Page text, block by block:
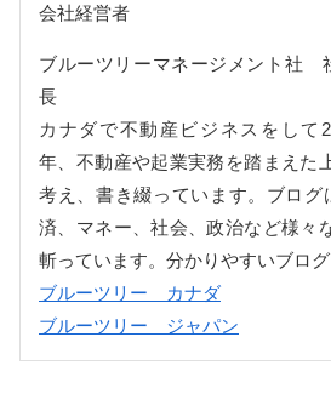
会社経営者
ブルーツリーマネージメント社
長
カナダで不動産ビジネスをして
年、不動産や起業実務を踏まえた
考え、書き綴っています。ブログ
済、マネー、社会、政治など様々
斬っています。分かりやすいブログ
ブルーツリー カナダ
ブルーツリー ジャパン